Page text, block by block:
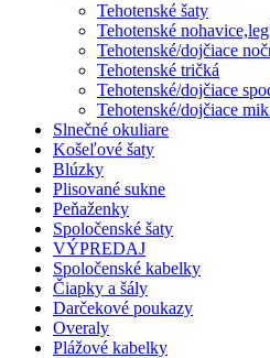
Tehotenské šaty
Tehotenské
Tehotenské/dojčiace
Tehotenské tričká
Tehotenské/dojčiace
Tehotenské/dojčiace
Slnečné okuliare
Košeľové šaty
Blúzky
Plisované sukne
Peňaženky
Spoločenské šaty
VÝPREDAJ
Spoločenské kabelky
Čiapky a šály
Darčekové poukazy
Overaly
Plážové kabelky